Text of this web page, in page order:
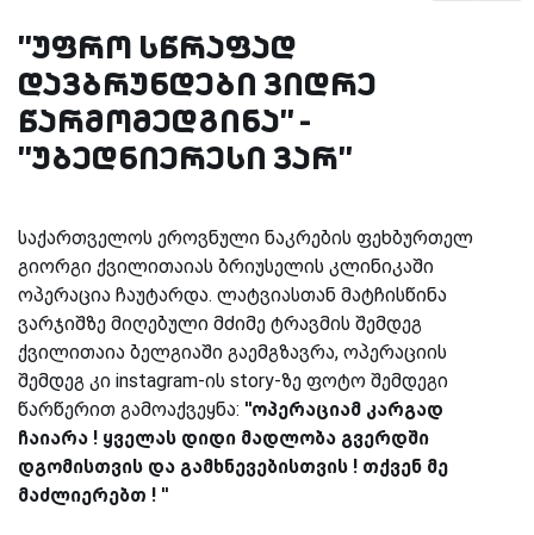
''უფრო სწრაფად
დავბრუნდები ვიდრე
წარმომედგინა'' -
''უბედნიერესი ვარ''
საქართველოს ეროვნული ნაკრების ფეხბურთელ
გიორგი ქვილითაიას ბრიუსელის კლინიკაში
ოპერაცია ჩაუტარდა. ლატვიასთან მატჩისწინა
ვარჯიშზე მიღებული მძიმე ტრავმის შემდეგ
ქვილითაია ბელგიაში გაემგზავრა, ოპერაციის
შემდეგ კი instagram-ის story-ზე ფოტო შემდეგი
წარწერით გამოაქვეყნა: ''ოპერაციამ კარგად
ჩაიარა ! ყველას დიდი მადლობა გვერდში
დგომისთვის და გამხნევებისთვის ! თქვენ მე
მაძლიერებთ ! ''